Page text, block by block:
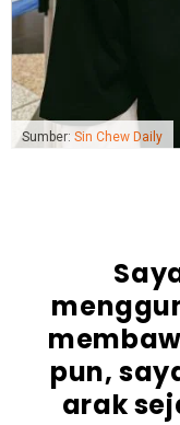
Sumber: Sin Chew Daily
pun,
arak